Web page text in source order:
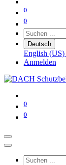
0
0
Deutsch
English (US)
Anmelden
0
0